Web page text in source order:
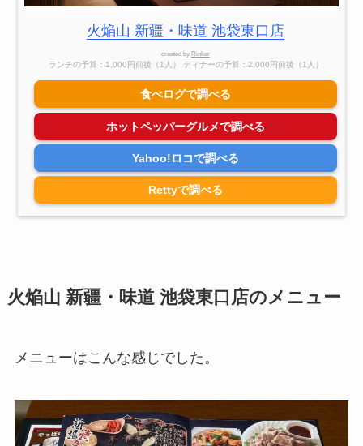
火焔山 新疆・味道 池袋東口店
created by Rinker
ランチの予算：1,000円前後（1人） ディナーの予算：2,000円前後（1人）
食べログで調べる
ホットペッパーグルメで調べる
Yahoo!ロコで調べる
Rettyで調べる
火焔山 新疆・味道 池袋東口店のメニュー
メニューはこんな感じでした。